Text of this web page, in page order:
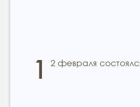
1 2 февраля